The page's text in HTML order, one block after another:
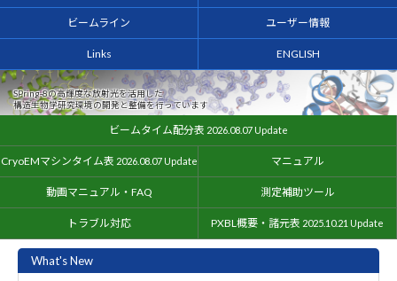
ビームライン ユーザー情報
Links ENGLISH
SPring-8の高輝度な放射光を活用した
構造生物学研究環境の開発と整備を行っています
ビームタイム配分表 2026.08.07 Update
CryoEMマシンタイム表 2026.08.07 Update マニュアル
動画マニュアル・FAQ 測定補助ツール
トラブル対応 PXBL概要・諸元表 2025.10.21 Update
What's New